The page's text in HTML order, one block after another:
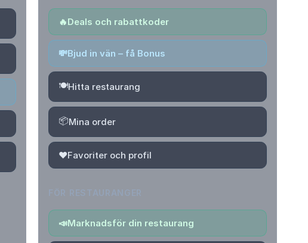
🔥Deals och rabattkoder
💸Bjud in vän – få Bonus
🍽️Hitta restaurang
📦Mina order
❤️Favoriter och profil
📣Marknadsför din restaurang